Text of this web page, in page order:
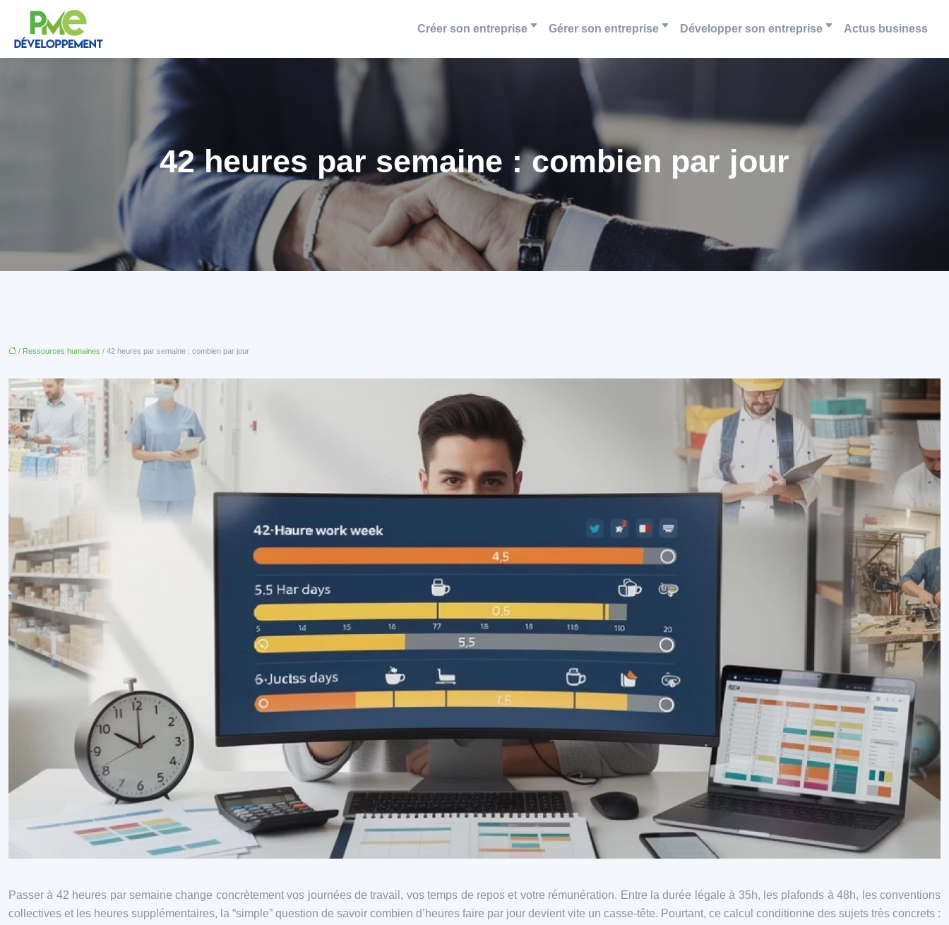
Créer son entreprise Gérer son entreprise Développer son entreprise Actus business
42 heures par semaine : combien par jour
/ Ressources humaines / 42 heures par semaine : combien par jour
Passer à 42 heures par semaine change concrètement vos journées de travail, vos temps de repos et votre rémunération. Entre la durée légale à 35h, les plafonds à 48h, les conventions
collectives et les heures supplémentaires, la “simple” question de savoir combien d’heures faire par jour devient vite un casse‑tête. Pourtant, ce calcul conditionne des sujets très concrets :